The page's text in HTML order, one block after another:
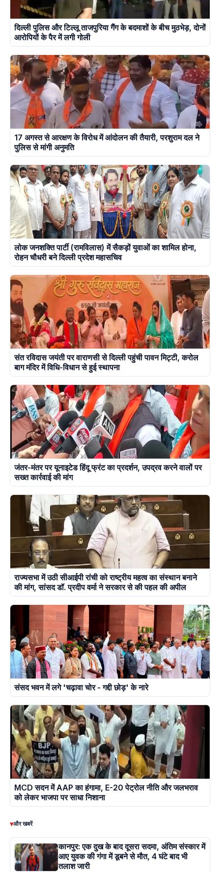
दिल्ली पुलिस और टिल्लू ताजपुरिया गैंग के बदमाशों के बीच मुठभेड़, दोनों
आरोपियों के पैर में लगी गोली
17 अगस्त से आरक्षण के विरोध में आंदोलन की तैयारी, परशुराम दल ने
पुलिस से मांगी अनुमति
लोक जनशक्ति पार्टी (रामविलास) में सैकड़ों युवाओं का शामिल होना,
रोहन चौधरी बने दिल्ली प्रदेश महासचिव
संत रविदास जयंती पर वाराणसी से दिल्ली पहुंची पावन मिट्टी, करोल
बाग मंदिर में विधि-विधान से हुई स्थापना
जंतर-मंतर पर यूनाइटेड हिंदू फ्रंट का प्रदर्शन, उपद्रव करने वालों पर
सख्त कार्रवाई की मांग
राज्यसभा में उठी सीआईपी रांची को राष्ट्रीय महत्व का संस्थान बनाने
की मांग, सांसद डॉ. प्रदीप वर्मा ने सरकार से की पहल की अपील
संसद भवन में लगे 'चढ़ावा चोर - गद्दी छोड़' के नारे
MCD सदन में AAP का हंगामा, E-20 पेट्रोल नीति और जलभराव
को लेकर भाजपा पर साधा निशाना
▾और खबरें
कानपुर: एक दुख के बाद दूसरा सदमा, अंतिम संस्कार में
आए युवक की गंगा में डूबने से मौत, 4 घंटे बाद भी
तलाश जारी